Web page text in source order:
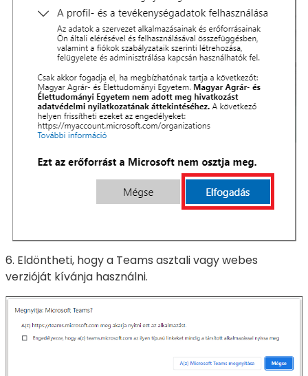
6. Eldöntheti, hogy a Teams asztali vagy webes
verzióját kívánja használni.